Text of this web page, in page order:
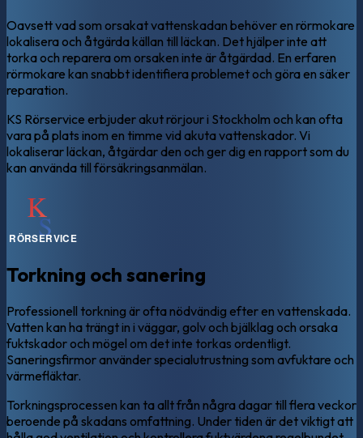
Oavsett vad som orsakat vattenskadan behöver en rörmokare
lokalisera och åtgärda källan till läckan. Det hjälper inte att
torka och reparera om orsaken inte är åtgärdad. En erfaren
rörmokare kan snabbt identifiera problemet och göra en säker
reparation.
KS Rörservice erbjuder akut rörjour i Stockholm och kan ofta
vara på plats inom en timme vid akuta vattenskador. Vi
lokaliserar läckan, åtgärdar den och ger dig en rapport som du
kan använda till försäkringsanmälan.
Torkning och sanering
Professionell torkning är ofta nödvändig efter en vattenskada.
Vatten kan ha trängt in i väggar, golv och bjälklag och orsaka
fuktskador och mögel om det inte torkas ordentligt.
Saneringsfirmor använder specialutrustning som avfuktare och
värmefläktar.
Torkningsprocessen kan ta allt från några dagar till flera veckor
beroende på skadans omfattning. Under tiden är det viktigt att